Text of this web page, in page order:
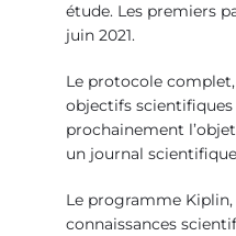
étude. Les premiers
juin 2021.
Le protocole
objectifs scientifiques
prochainement
un journal scientifique
Le programme
connaissances